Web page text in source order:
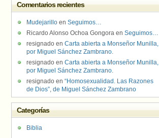
Comentarios recientes
Mudejarillo en Seguimos…
Ricardo Alonso Ochoa Gongora en Seguimos…
resignado en Carta abierta a Monseñor Munilla,
por Miguel Sánchez Zambrano.
resignado en Carta abierta a Monseñor Munilla,
por Miguel Sánchez Zambrano.
resignado en “Homosexualidad. Las Razones
de Dios”, de Miguel Sánchez Zambrano
Categorías
Biblia